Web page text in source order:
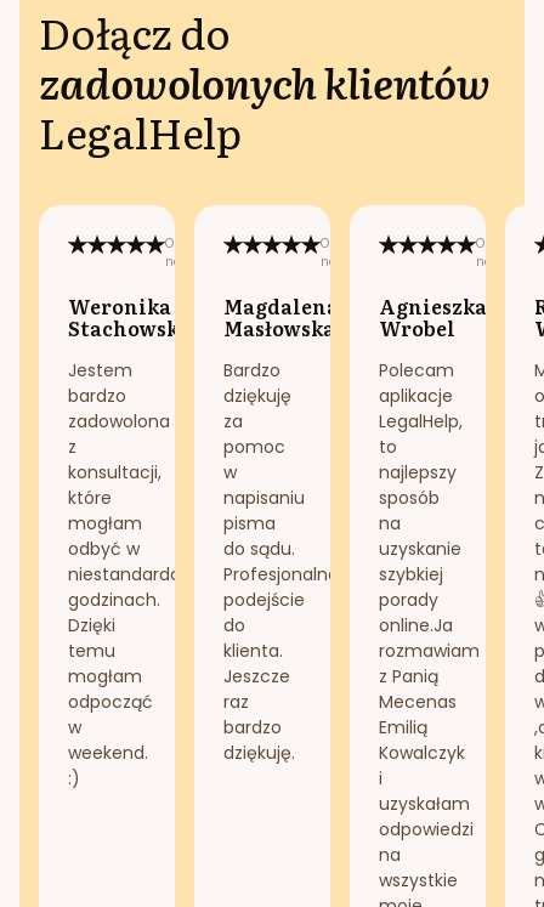
Dołącz do
zadowolonych klientów
LegalHelp
Opublikowano
na:
Weronika
Stachowska
Jestem
bardzo
zadowolona
z
konsultacji,
które
mogłam
odbyć w
niestandardowych
godzinach.
Dzięki
temu
mogłam
odpocząć
w
weekend.
:)
Opublikowano
na:
Magdalena
Masłowska
Bardzo
dziękuję
za
pomoc
w
napisaniu
pisma
do sądu.
Profesjonalne
podejście
do
klienta.
Jeszcze
raz
bardzo
dziękuję.
na:
Agnieszka
Wrobel
Polecam
aplikacje
LegalHelp,
to
najlepszy
sposób
na
uzyskanie
szybkiej
porady
online.Ja
rozmawiam
z Panią
Mecenas
Emilią
Kowalczyk
i
uzyskałam
odpowiedzi
na
wszystkie